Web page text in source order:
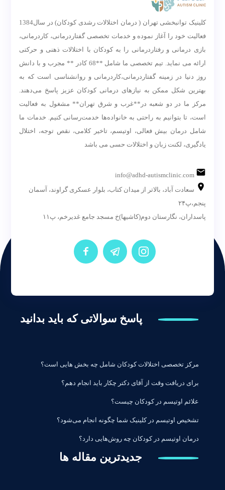
کلینیک توانبخشی تهران ( درمان اختلالات رشدی کودکان) در سال1384
فعالیت خود را آغاز نموده و خدمات تخصصی گفتاردرمانی، کاردرمانی،
بازی درمانی و رفتاردرمانی را به کودکان با اختلالات ذهنی و حرکتی
ارائه می نماید. تیم تخصصی ما شامل **68 کادر ** مجرب و با دانش
روز دنیا در زمینه گفتاردرمانی،کاردرمانی و روانشناسی است که به
بهترین شکل ممکن به نیازهای درمانی کودکان عزیز پاسخ می‌دهند.
مرکز ما در دو شعبه در**غرب و شرق تهران** مشغول به فعالیت
است، تا بتوانیم به راحتی به خانواده‌ها خدمت‌رسانی کنیم. خدمات ما
شامل درمان بیش فعالی، اوتیسم، تاخیر کلامی، نقص توجه، اختلال
یادگیری، لکنت زبان و اختلالات حسی می باشد
info@adhd-autismclinic.com
سعادت آباد، بالاتر از میدان کتاب، بلوار عسکری گراوند، آسمان
پنجم،پ۲۴
پاسداران، نگارستان دوم(کاشیها)خ مسجد جامع غدیرخم، پ۱۱
پاسخ سوالاتی که باید بدانید
مرکز تخصصی اختلالات کودکان شامل چه بخش هایی است؟
برای دریافت وقت از آقای دکتر چکار باید انجام دهم؟
علائم اوتیسم در کودکان چیست؟
تشخیص اوتیسم در کلینیک شما چگونه انجام می‌شود؟
درمان اوتیسم در کودکان چه روش‌هایی دارد؟
جدیدترین مقاله ها